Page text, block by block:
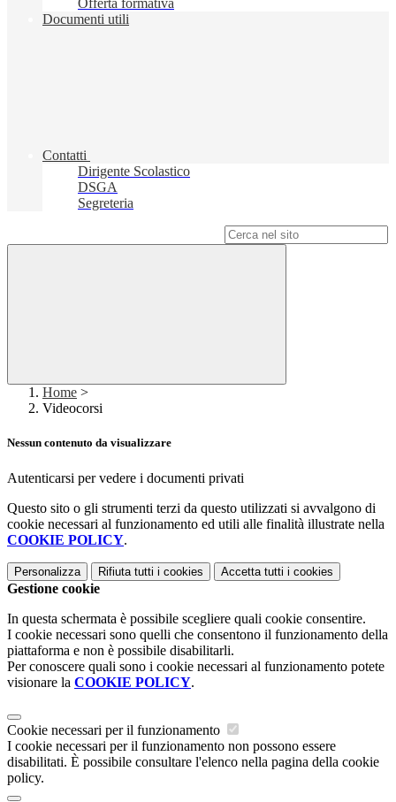
Offerta formativa
Documenti utili
Contatti
Dirigente Scolastico
DSGA
Segreteria
Home >
Videocorsi
Nessun contenuto da visualizzare
Autenticarsi per vedere i documenti privati
Questo sito o gli strumenti terzi da questo utilizzati si avvalgono di
cookie necessari al funzionamento ed utili alle finalità illustrate nella
COOKIE POLICY.
Personalizza Rifiuta tutti i cookies Accetta tutti i cookies
Gestione cookie
In questa schermata è possibile scegliere quali cookie consentire.
I cookie necessari sono quelli che consentono il funzionamento della
piattaforma e non è possibile disabilitarli.
Per conoscere quali sono i cookie necessari al funzionamento potete
visionare la COOKIE POLICY.
Cookie necessari per il funzionamento
I cookie necessari per il funzionamento non possono essere
disabilitati. È possibile consultare l'elenco nella pagina della cookie
policy.